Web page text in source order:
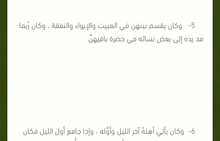
5- وكان يقسم بينهن في المبيت والإيواء والنفقة ، وكان رُبما
مد يده إلى بعض نسائه في حضرة باقيهنَّ
6- وكان يأتي أهلهُ آخر الليل وأوَّله ، وإذا جامع أول الليل فكان